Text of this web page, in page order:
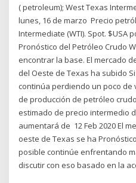
( petroleum); West Texas
lunes, 16 de marzo Precio
Intermediate (WTI). Spot. $USA
Pronóstico del Petróleo Crudo
encontrar la base. El mercado
del Oeste de Texas ha subido
continúa perdiendo un poco de
de producción de petróleo
estimado de precio intermedio
aumentará de 12 Feb 2020 El
oeste de Texas se ha
posible continúe enfrentando
discutir con eso basado en la